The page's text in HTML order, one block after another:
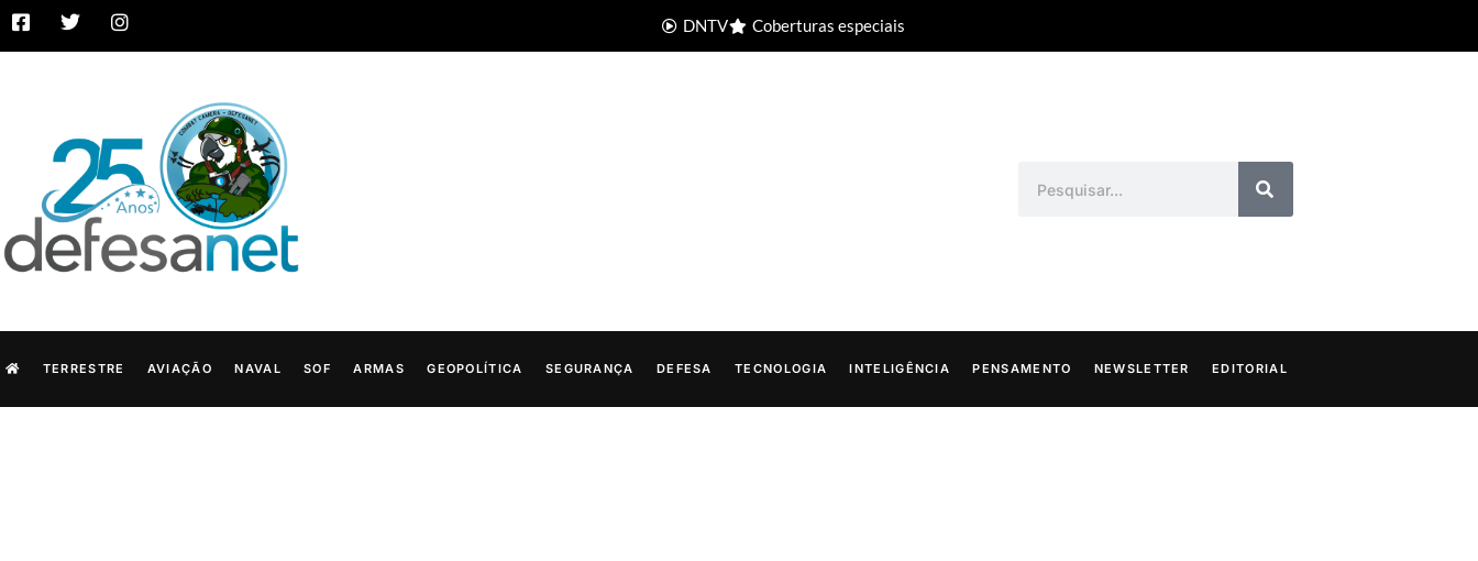
DNTV Coberturas especiais
TERRESTRE AVIAÇÃO NAVAL SOF ARMAS GEOPOLÍTICA SEGURANÇA DEFESA TECNOLOGIA INTELIGÊNCIA PENSAMENTO NEWSLETTER EDITORIAL